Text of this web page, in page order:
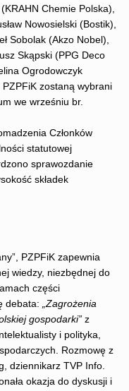
Chemie Polska),
Nowosielski (Bostik),
Sobolak (Akzo Nobel),
Skąpski (PPG Deco
Ogrodowczyk
zostaną wybrani
we wrześniu br.
Członków
statutowej
sprawozdanie
składek
PZPFiK zapewnia
wiedzy, niezbędnej do
części
debata: „Zagrożenia
gospodarki” z
i polityka,
Rozmowę z
dziennikarz TVP Info.
okazja do dyskusji i